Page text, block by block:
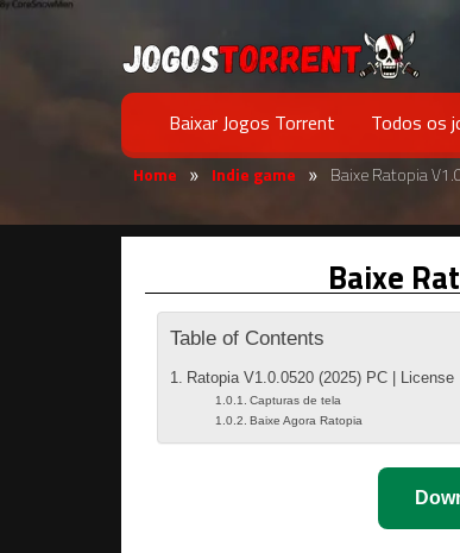
Baixar Jogos Torrent Todos os
Home » Indie game » Baixe Ratopia
Baixe
Table of Contents
Ratopia V1.0.0520 (2025) PC | License
Capturas de tela
Baixe Agora Ratopia